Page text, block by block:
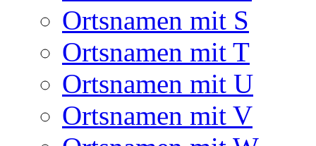
Ortsnamen mit S
Ortsnamen mit T
Ortsnamen mit U
Ortsnamen mit V